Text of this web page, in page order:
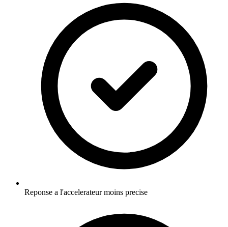
Reponse a l'accelerateur moins precise